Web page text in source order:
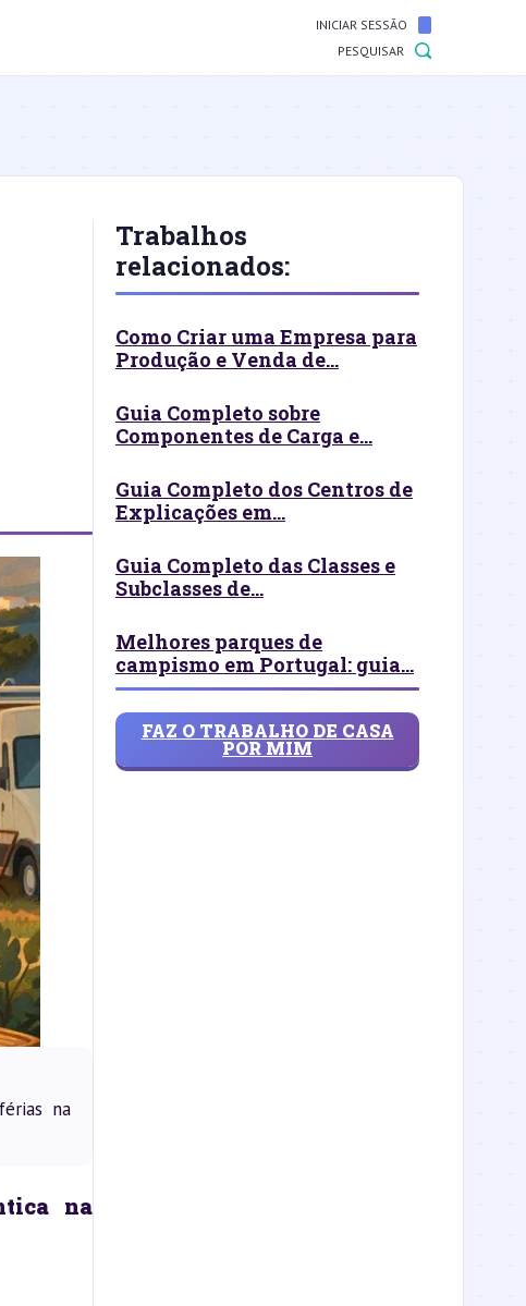
INICIAR SESSÃO
PESQUISAR
na
na
Trabalhos
relacionados:
Como Criar uma Empresa para
Produção e Venda de...
Guia Completo sobre
Componentes de Carga e...
Guia Completo dos Centros de
Explicações em...
Guia Completo das Classes e
Subclasses de...
Melhores parques de
campismo em Portugal: guia...
FAZ O TRABALHO DE CASA
POR MIM